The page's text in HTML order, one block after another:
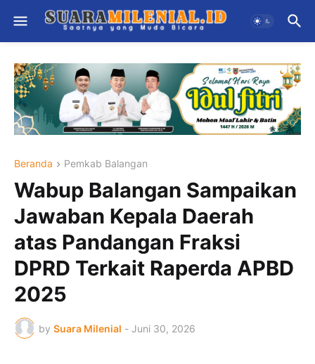
Beranda Pemkab Balangan
Wabup Balangan Sampaikan
Jawaban Kepala Daerah
atas Pandangan Fraksi
DPRD Terkait Raperda APBD
2025
by Suara Milenial - Juni 30, 2026